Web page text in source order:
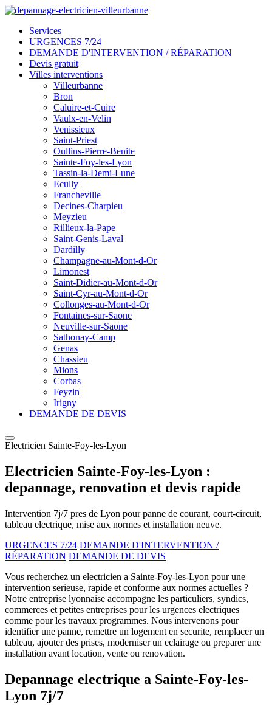
Services
URGENCES 7/24
DEMANDE D'INTERVENTION / RÉPARATION
Devis gratuit
Villes interventions
Villeurbanne
Bron
Caluire-et-Cuire
Vaulx-en-Velin
Venissieux
Saint-Priest
Oullins-Pierre-Benite
Sainte-Foy-les-Lyon
Tassin-la-Demi-Lune
Ecully
Francheville
Decines-Charpieu
Meyzieu
Rillieux-la-Pape
Saint-Genis-Laval
Dardilly
Champagne-au-Mont-d-Or
Limonest
Saint-Didier-au-Mont-d-Or
Saint-Cyr-au-Mont-d-Or
Collonges-au-Mont-d-Or
Fontaines-sur-Saone
Neuville-sur-Saone
Sathonay-Camp
Genas
Chassieu
Mions
Corbas
Feyzin
Irigny
DEMANDE DE DEVIS
Electricien Sainte-Foy-les-Lyon
Electricien Sainte-Foy-les-Lyon :
depannage, renovation et devis rapide
Intervention 7j/7 pres de Lyon pour panne de courant, court-circuit,
tableau electrique, mise aux normes et installation neuve.
URGENCES 7/24 DEMANDE D'INTERVENTION /
RÉPARATION DEMANDE DE DEVIS
Vous recherchez un electricien a Sainte-Foy-les-Lyon pour une
intervention serieuse, rapide et conforme aux normes actuelles ?
Notre entreprise lyonnaise accompagne les particuliers, syndics,
commerces et petites entreprises pour les urgences electriques
comme pour les travaux programmes. Nous intervenons pour
identifier une panne, remettre un logement en securite, remplacer un
tableau, ajouter des prises, moderniser un eclairage ou preparer une
installation avant location, vente ou renovation.
Depannage electrique a Sainte-Foy-les-
Lyon 7j/7